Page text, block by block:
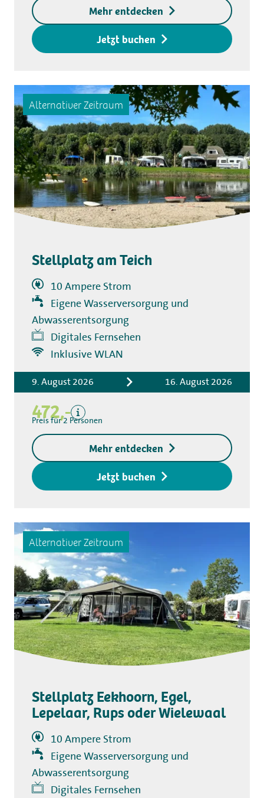
Kaution für den
Zugangsschlüssel € 20,-
Mehr entdecken
Jetzt buchen
Alternativer Zeitraum
Stellplatz am Teich
10 Ampere Strom
Eigene Wasserversorgung und
Abwasserentsorgung
Digitales Fernsehen
Inklusive WLAN
9. August 2026 16. August 2026
472,-
Übernachtungskosten
Kaution für den
Zugangsschlüssel € 20,-
Preis für 2 Personen
Mehr entdecken
Jetzt buchen
Alternativer Zeitraum
Stellplatz Eekhoorn, Egel,
Lepelaar, Rups oder Wielewaal
10 Ampere Strom
Eigene Wasserversorgung und
Abwasserentsorgung
Digitales Fernsehen